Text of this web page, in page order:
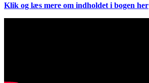
Klik og læs mere om indholdet i bogen her